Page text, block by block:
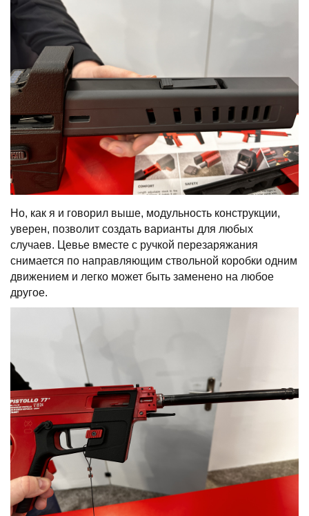
Но, как я и говорил выше, модульность конструкции,
уверен, позволит создать варианты для любых
случаев. Цевье вместе с ручкой перезаряжания
снимается по направляющим ствольной коробки одним
движением и легко может быть заменено на любое
другое.